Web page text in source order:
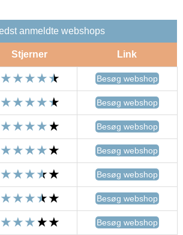
anmeldte webshops
Stjerner Link
Besøg webshop
Besøg webshop
Besøg webshop
Besøg webshop
Besøg webshop
Besøg webshop
Besøg webshop